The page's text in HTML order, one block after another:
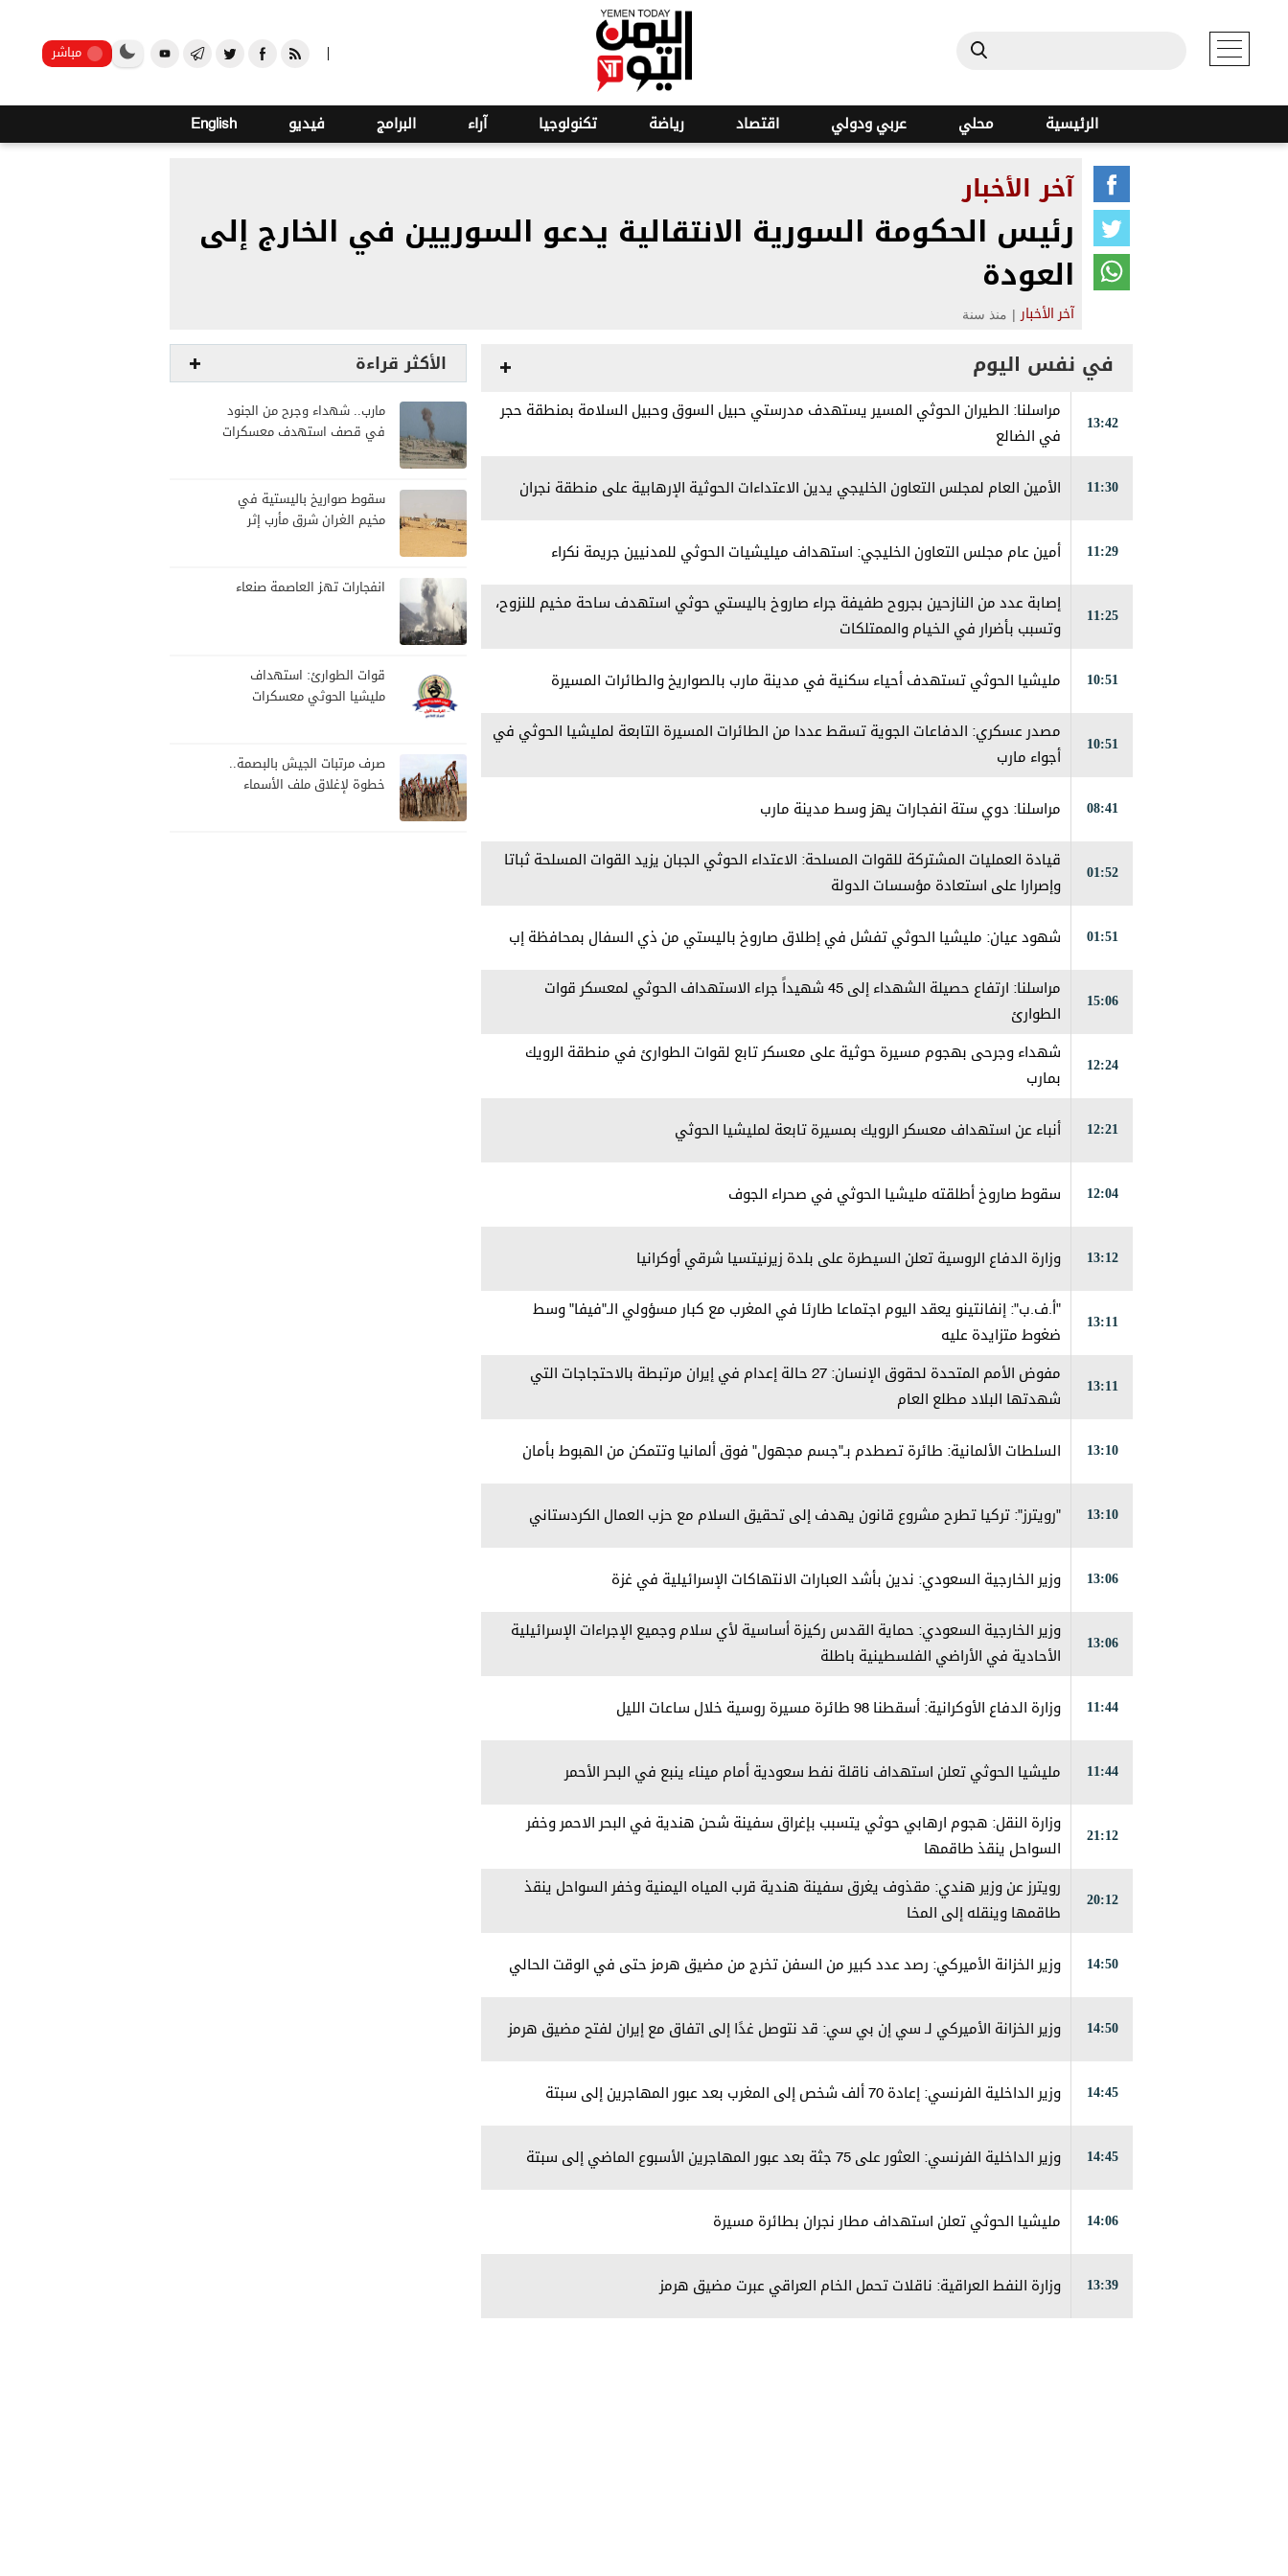
صنعاء مباشر
الرئيسية محلي عربي ودولي اقتصاد رياضة تكنولوجيا آراء البرامج فيديو English
آخر الأخبار
رئيس الحكومة السورية الانتقالية يدعو السوريين في الخارج إلى
العودة
آخر الأخبار | منذ سنة
في نفس اليوم
13:42
مراسلنا: الطيران الحوثي المسير يستهدف مدرستي حبيل السوق وحبيل السلامة بمنطقة حجر
في الضالع
11:30 الأمين العام لمجلس التعاون الخليجي يدين الاعتداءات الحوثية الإرهابية على منطقة نجران
11:29 أمين عام مجلس التعاون الخليجي: استهداف ميليشيات الحوثي للمدنيين جريمة نكراء
11:25
إصابة عدد من النازحين بجروح طفيفة جراء صاروخ باليستي حوثي استهدف ساحة مخيم للنزوح،
وتسبب بأضرار في الخيام والممتلكات
10:51 مليشيا الحوثي تستهدف أحياء سكنية في مدينة مارب بالصواريخ والطائرات المسيرة
10:51
مصدر عسكري: الدفاعات الجوية تسقط عددا من الطائرات المسيرة التابعة لمليشيا الحوثي في
أجواء مارب
08:41 مراسلنا: دوي ستة انفجارات يهز وسط مدينة مارب
01:52
قيادة العمليات المشتركة للقوات المسلحة: الاعتداء الحوثي الجبان يزيد القوات المسلحة ثباتا
وإصرارا على استعادة مؤسسات الدولة
01:51 شهود عيان: ‏مليشيا الحوثي تفشل في إطلاق صاروخ باليستي من ذي السفال بمحافظة إب
15:06
مراسلنا: ارتفاع حصيلة الشهداء إلى 45 شهيداً جراء الاستهداف الحوثي لمعسكر قوات
الطوارئ
12:24
شهداء وجرحى بهجوم مسيرة حوثية على معسكر تابع لقوات الطوارئ في منطقة الرويك
بمارب
12:21 أنباء عن استهداف معسكر الرويك بمسيرة تابعة لمليشيا الحوثي
12:04 سقوط صاروخ أطلقته مليشيا الحوثي في صحراء الجوف
13:12 وزارة الدفاع الروسية تعلن السيطرة على بلدة زيرنيتسيا شرقي أوكرانيا
13:11
"أ.ف.ب": إنفانتينو يعقد اليوم اجتماعا طارئا في المغرب مع كبار مسؤولي الـ"فيفا" وسط
ضغوط متزايدة عليه
13:11
مفوض الأمم المتحدة لحقوق الإنسان: 27 حالة إعدام في إيران مرتبطة بالاحتجاجات التي
شهدتها البلاد مطلع العام
13:10 السلطات الألمانية: طائرة تصطدم بـ"جسم مجهول" فوق ألمانيا وتتمكن من الهبوط بأمان
13:10 "رويترز": تركيا تطرح مشروع قانون يهدف إلى تحقيق السلام مع حزب العمال الكردستاني
13:06 وزير الخارجية السعودي: ندين بأشد العبارات الانتهاكات الإسرائيلية في غزة
13:06
وزير الخارجية السعودي: حماية القدس ركيزة أساسية لأي سلام وجميع الإجراءات الإسرائيلية
الأحادية في الأراضي الفلسطينية باطلة
11:44 وزارة الدفاع الأوكرانية: أسقطنا 98 طائرة مسيرة روسية خلال ساعات الليل
11:44 مليشيا الحوثي تعلن استهداف ناقلة نفط سعودية أمام ميناء ينبع في البحر الأحمر
21:12
وزارة النقل: هجوم ارهابي حوثي يتسبب بإغراق سفينة شحن هندية في البحر الاحمر وخفر
السواحل ينقذ طاقمها
20:12
رويترز عن وزير هندي: مقذوف يغرق سفينة هندية قرب المياه اليمنية وخفر السواحل ينقذ
طاقمها وينقله إلى المخا
14:50 وزير الخزانة الأميركي: رصد عدد كبير من السفن تخرج من مضيق هرمز حتى في الوقت الحالي
14:50 وزير الخزانة الأميركي لـ سي إن بي سي: قد نتوصل غدًا إلى اتفاق مع إيران لفتح مضيق هرمز
14:45 وزير الداخلية الفرنسي: إعادة 70 ألف شخص إلى المغرب بعد عبور المهاجرين إلى سبتة
14:45 وزير الداخلية الفرنسي: العثور على 75 جثة بعد عبور المهاجرين الأسبوع الماضي إلى سبتة
14:06 مليشيا الحوثي تعلن استهداف مطار نجران بطائرة مسيرة
13:39 وزارة النفط العراقية: ناقلات تحمل الخام العراقي عبرت مضيق هرمز
الأكثر قراءة
مارب.. شهداء وجرح من الجنود
في قصف استهدف معسكرات
سقوط صواريخ باليستية في
مخيم الغران شرق مأرب إثر
انفجارات تهز العاصمة صنعاء
قوات الطوارئ: استهداف
مليشيا الحوثي معسكرات
صرف مرتبات الجيش بالبصمة..
خطوة لإغلاق ملف الأسماء